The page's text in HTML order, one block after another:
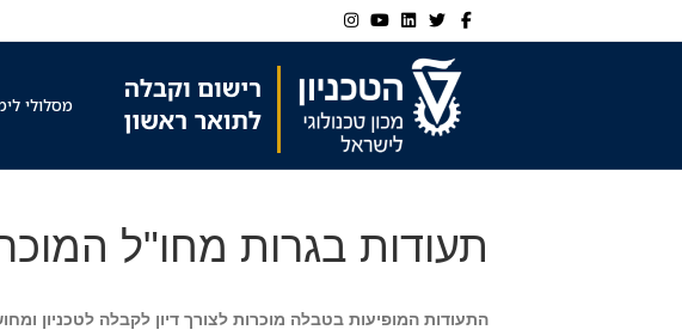
Facebook
Twitter
Linkedin
Youtube
Instagram
מסלולי
תעודות בגרות מחו"ל
התעודות המופיעות בטבלה מוכרות לצורך דיון לקבלה לטכניון